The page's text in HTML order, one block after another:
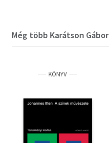
Még több Karátson Gábor
KÖNYV